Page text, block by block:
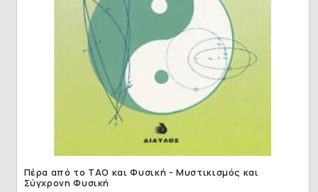
Πέρα από το ΤΑΟ και Φυσική - Μυστικισμός και
Σύγχρονη Φυσική